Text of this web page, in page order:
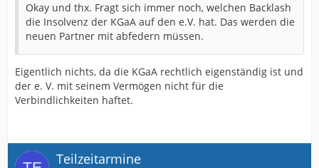
Okay und thx. Fragt sich immer noch, welchen Backlash
die Insolvenz der KGaA auf den e.V. hat. Das werden die
neuen Partner mit abfedern müssen.
Eigentlich nichts, da die KGaA rechtlich eigenständig ist und
der e. V. mit seinem Vermögen nicht für die
Verbindlichkeiten haftet.
Teilzeitarmine